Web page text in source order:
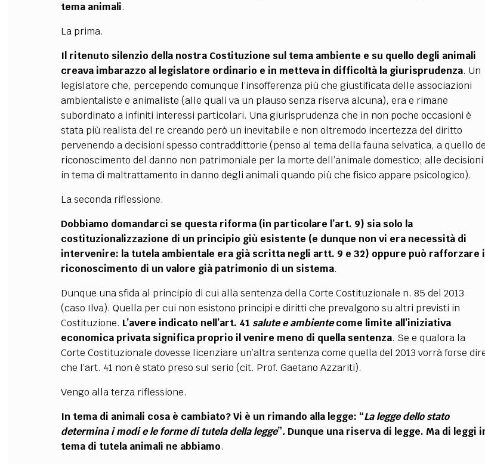
tema animali.
La prima.
Il ritenuto silenzio della nostra Costituzione sul tema ambiente e su quello degli animali
creava imbarazzo al legislatore ordinario e in metteva in difficoltà la giurisprudenza. Un
legislatore che, percependo comunque l’insofferenza più che giustificata delle associazioni
ambientaliste e animaliste (alle quali va un plauso senza riserva alcuna), era e rimane
subordinato a infiniti interessi particolari. Una giurisprudenza che in non poche occasioni è
stata più realista del re creando però un inevitabile e non oltremodo incertezza del diritto
pervenendo a decisioni spesso contraddittorie (penso al tema della fauna selvatica, a quello
riconoscimento del danno non patrimoniale per la morte dell’animale domestico; alle decisioni
in tema di maltrattamento in danno degli animali quando più che fisico appare psicologico).
La seconda riflessione.
Dobbiamo domandarci se questa riforma (in particolare l’art. 9) sia solo la
costituzionalizzazione di un principio giù esistente (e dunque non vi era necessità di
intervenire: la tutela ambientale era già scritta negli artt. 9 e 32) oppure può rafforzare il
riconoscimento di un valore già patrimonio di un sistema.
Dunque una sfida al principio di cui alla sentenza della Corte Costituzionale n. 85 del 2013
(caso Ilva). Quella per cui non esistono principi e diritti che prevalgono su altri previsti in
Costituzione. L’avere indicato nell’art. 41 salute e ambientecome limite all’iniziativa
economica privata significa proprio il venire meno di quella sentenza. Se e qualora la
Corte Costituzionale dovesse licenziare un’altra sentenza come quella del 2013 vorrà forse
che l’art. 41 non è stato preso sul serio (cit. Prof. Gaetano Azzariti).
Vengo alla terza riflessione.
In tema di animali cosa è cambiato? Vi è un rimando alla legge: “La legge dello stato
determina i modi e le forme di tutela della legge”. Dunque una riserva di legge. Ma di leggi
tema di tutela animali ne abbiamo.